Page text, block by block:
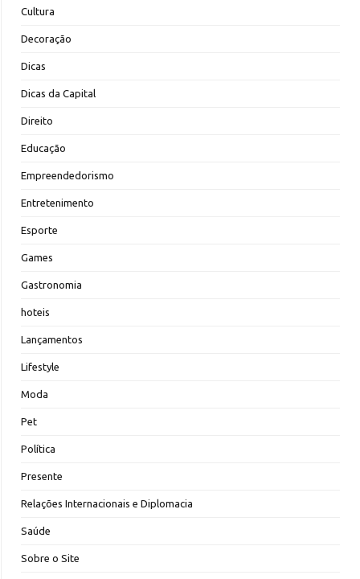
Cultura
Decoração
Dicas
Dicas da Capital
Direito
Educação
Empreendedorismo
Entretenimento
Esporte
Games
Gastronomia
hoteis
Lançamentos
Lifestyle
Moda
Pet
Política
Presente
Relações Internacionais e Diplomacia
Saúde
Sobre o Site